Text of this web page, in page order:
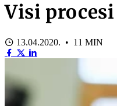
Visi
13.04.2020. • 11 MIN